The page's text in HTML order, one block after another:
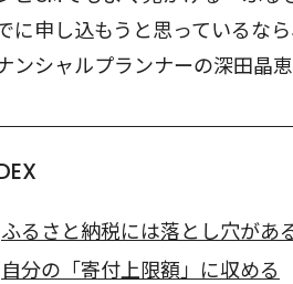
に申し込もうと思っているな
ンシャルプランナーの深田晶
ふるさと納税には落とし穴があ
自分の「寄付上限額」に収める